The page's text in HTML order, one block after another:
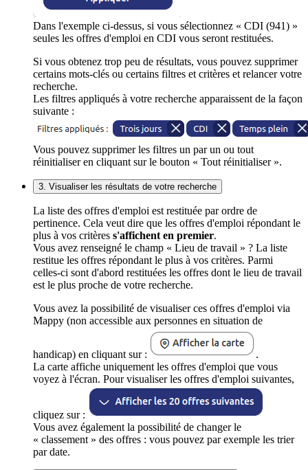
Dans l'exemple ci-dessus, si vous sélectionnez « CDI (941) »
seules les offres d'emploi en CDI vous seront restituées.
Si vous obtenez trop peu de résultats, vous pouvez supprimer
certains mots-clés ou certains filtres et critères et relancer votre
recherche.
Les filtres appliqués à votre recherche apparaissent de la façon
suivante :
Vous pouvez supprimer les filtres un par un ou tout
réinitialiser en cliquant sur le bouton « Tout réinitialiser ».
3. Visualiser les résultats de votre recherche
La liste des offres d'emploi est restituée par ordre de
pertinence. Cela veut dire que les offres d'emploi répondant le
plus à vos critères s'affichent en premier.
Vous avez renseigné le champ « Lieu de travail » ? La liste
restitue les offres répondant le plus à vos critères. Parmi
celles-ci sont d'abord restituées les offres dont le lieu de travail
est le plus proche de votre recherche.
Vous avez la possibilité de visualiser ces offres d'emploi via
Mappy (non accessible aux personnes en situation de
handicap) en cliquant sur :
.
La carte affiche uniquement les offres d'emploi que vous
voyez à l'écran. Pour visualiser les offres d'emploi suivantes,
cliquez sur :
Vous avez également la possibilité de changer le
« classement » des offres : vous pouvez par exemple les trier
par date.